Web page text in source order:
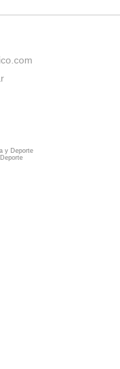
y Deporte